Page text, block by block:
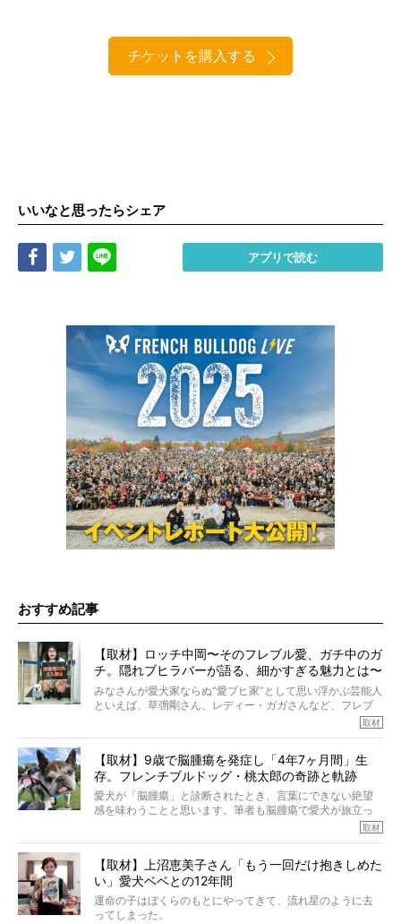
チケットを購入する
いいなと思ったらシェア
Share Tweet アプリで読む
おすすめ記事
【取材】ロッチ中岡〜そのフレブル愛、ガチ中のガ
チ。隠れブヒラバーが語る、細かすぎる魅力とは〜
【前編】
みなさんが愛犬家ならぬ“愛ブヒ家”として思い浮かぶ芸能人
といえば、草彅剛さん、レディー・ガガさんなど、フレブ
ルを飼っている方が多いと思います。が、ロッチ中岡さん
んのインスタグラムを覗くと、たくさんのフレブルアカウ
ントがフォローされていて、わが『FRENCH BULLDOG
LIFE』モデルのnicoやトーラスも、その中の一頭。
そんな中岡さんに、フレブルの魅力を語っていただきまし
た。そのブヒ愛っぷりは、思ってた以上！ ガチ中のガチ
取材
【取材】9歳で脳腫瘍を発症し「4年7ヶ月間」生
存。フレンチブルドッグ・桃太郎の奇跡と軌跡
愛犬が「脳腫瘍」と診断されたとき、言葉にできない絶望
感を味わうことと思います。筆者も脳腫瘍で愛犬が旅立っ
たひとり。だからこそ、どれほど厄介で困難な病気かを理
ところが、フレンチブルドッグの桃太郎は9歳で脳腫瘍を発
症し、なんと4年7ヶ月間も生き抜いたのです。旅立ったと
きの年齢は13歳と11ヶ月、レジェンド級のレジェンドでし
た。さらには、治療後3年間は一度も発作が起きなかったと
取材
【取材】上沼恵美子さん「もう一回だけ抱きしめた
い」愛犬ベベとの12年間
運命の子はぼくらのもとにやってきて、流れ星のように去
ってしまった。